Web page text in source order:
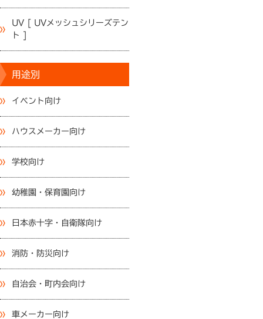
UV [ UVメッシュシリーズテン
ト ]
用途別
イベント向け
ハウスメーカー向け
学校向け
幼稚園・保育園向け
日本赤十字・自衛隊向け
消防・防災向け
自治会・町内会向け
車メーカー向け